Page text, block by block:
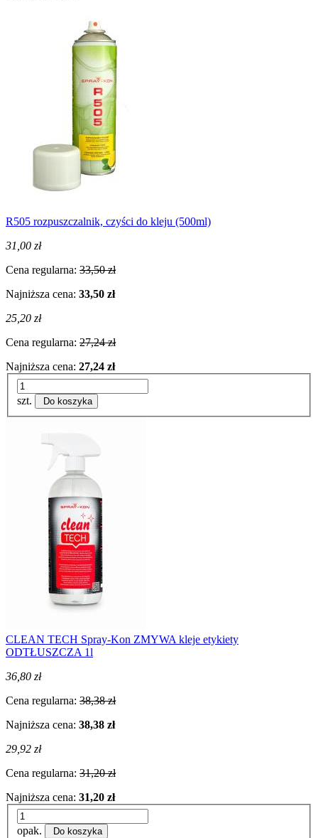
R505 rozpuszczalnik, czyści do kleju (500ml)
31,00 zł
Cena regularna: 33,50 zł
Najniższa cena: 33,50 zł
25,20 zł
Cena regularna: 27,24 zł
Najniższa cena: 27,24 zł
szt. Do koszyka
CLEAN TECH Spray-Kon ZMYWA kleje etykiety
ODTŁUSZCZA 1l
36,80 zł
Cena regularna: 38,38 zł
Najniższa cena: 38,38 zł
29,92 zł
Cena regularna: 31,20 zł
Najniższa cena: 31,20 zł
opak. Do koszyka